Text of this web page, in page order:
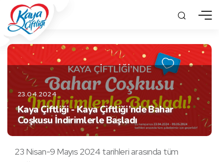
23.04.2024
Kaya Çiftliği - Kaya Çiftliği’nde Bahar
Coşkusu İndirimlerle Başladı
23 Nisan-9 Mayıs 2024 tarihleri arasında tüm